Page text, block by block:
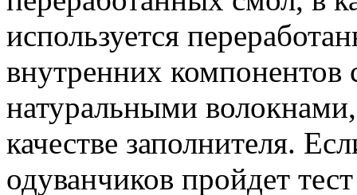
используется
внутренних компонентов
натуральными
качестве заполнителя.
одуванчиков пройдет